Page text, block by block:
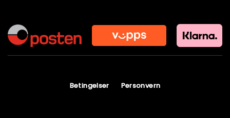
Betingelser Personvern